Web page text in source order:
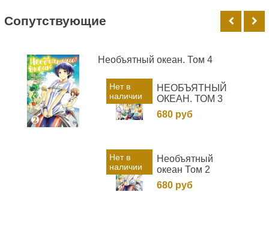
Cопутствующие
Необъятный океан. Том 4
Нет в
наличии
НЕОБЪЯТНЫЙ
ОКЕАН. ТОМ 3
680 руб
Нет в
наличии
Необъятный
океан Том 2
680 руб